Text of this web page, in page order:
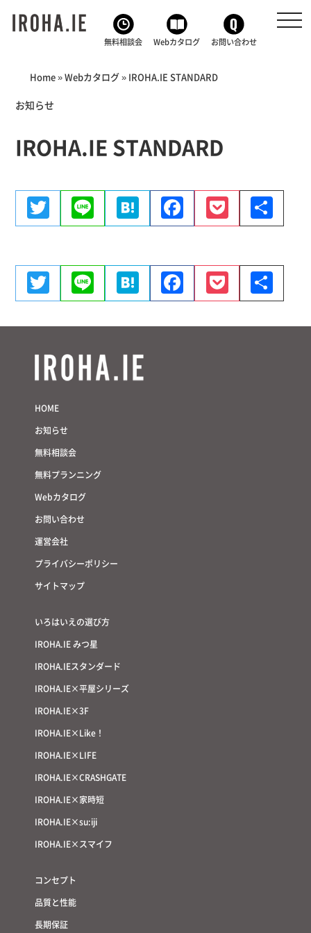
無料相談会 Webカタログ お問い合わせ
Webカタログ
お問い合わせ
加盟店募集
サイトマップ
Home»Webカタログ» IROHA.IE STANDARD
お知らせ
IROHA.IE STANDARD
Twitter
LineHatenaFacebook
Pocket
有
Twitter
LineHatenaFacebook
Pocket
有
HOME
お知らせ
無料相談会
無料プランニング
Webカタログ
お問い合わせ
運営会社
プライバシーポリシー
サイトマップ
いろはいえの選び方
IROHA.IE みつ星
IROHA.IEスタンダード
IROHA.IE×平屋シリーズ
IROHA.IE×3F
IROHA.IE×Like！
IROHA.IE×LIFE
IROHA.IE×CRASHGATE
IROHA.IE×家時短
IROHA.IE×su:iji
IROHA.IE×スマイフ
コンセプト
品質と性能
長期保証